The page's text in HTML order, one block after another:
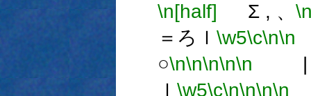
\n[half] Σ , 、
＝ろｌ \w5\c\n\n
○\n\n\n\n\n |
ｌ \w5\c\n\n\n\n